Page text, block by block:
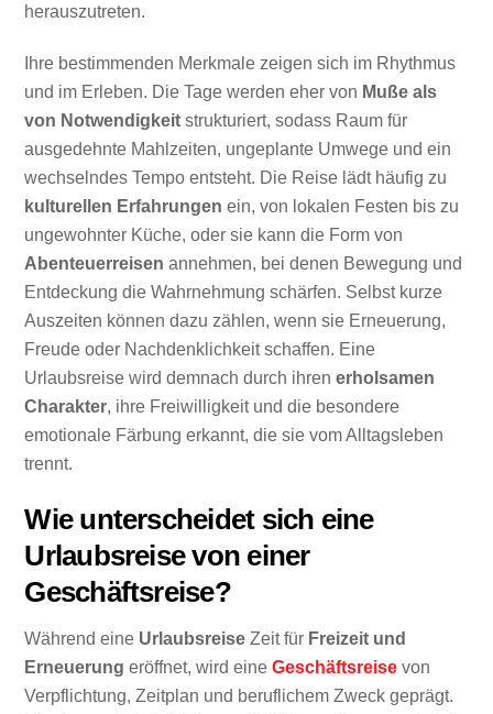
herauszutreten.
Ihre bestimmenden Merkmale zeigen sich im Rhythmus
und im Erleben. Die Tage werden eher von Muße als
von Notwendigkeit strukturiert, sodass Raum für
ausgedehnte Mahlzeiten, ungeplante Umwege und ein
wechselndes Tempo entsteht. Die Reise lädt häufig zu
kulturellen Erfahrungen ein, von lokalen Festen bis zu
ungewohnter Küche, oder sie kann die Form von
Abenteuerreisen annehmen, bei denen Bewegung und
Entdeckung die Wahrnehmung schärfen. Selbst kurze
Auszeiten können dazu zählen, wenn sie Erneuerung,
Freude oder Nachdenklichkeit schaffen. Eine
Urlaubsreise wird demnach durch ihrenerholsamen
Charakter, ihre Freiwilligkeit und die besondere
emotionale Färbung erkannt, die sie vom Alltagsleben
trennt.
Wie unterscheidet sich eine
Urlaubsreise von einer
Geschäftsreise?
Während eine Urlaubsreise Zeit für Freizeit und
Erneuerung eröffnet, wird eineGeschäftsreise von
Verpflichtung, Zeitplan und beruflichem Zweck geprägt.